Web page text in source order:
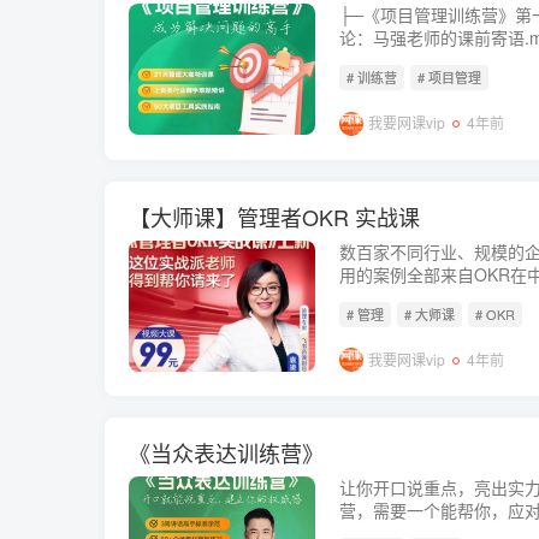
├─《项目管理训练营》第一期完结
论：马强老师的课前寄语.mp4 ├─00讲 导论：马
# 训练营 # 项目管理
我要网课vip 4年前
【大师课】管理者OKR 实战课
数百家不同行业、规模的
用的案例全部来自OKR在
OKR模板、9个模型工具
# 管理 # 大师课 # OKR
我要网课vip 4年前
《当众表达训练营》
让你开口说重点，亮出实
营，需要一个能帮你，应